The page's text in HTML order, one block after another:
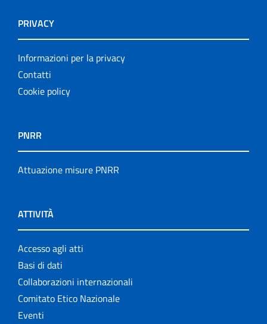
PRIVACY
Informazioni per la privacy
Contatti
Cookie policy
PNRR
Attuazione misure PNRR
ATTIVITÀ
Accesso agli atti
Basi di dati
Collaborazioni internazionali
Comitato Etico Nazionale
Eventi